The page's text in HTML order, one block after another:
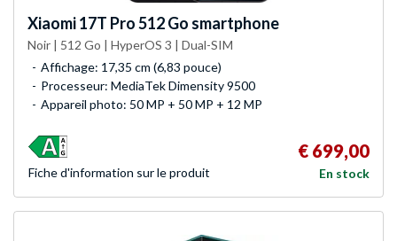
Xiaomi17T Pro 512 Go smartphone
Noir | 512 Go | HyperOS 3 | Dual-SIM
Affichage: 17,35 cm (6,83 pouce)
Processeur: MediaTek Dimensity 9500
Appareil photo: 50 MP + 50 MP + 12 MP
€ 699,00
En stock
Fiche d'infor­mation sur le produit